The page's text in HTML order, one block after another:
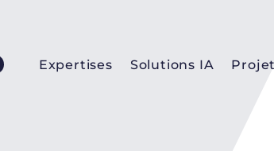
Expertises Solutions IA